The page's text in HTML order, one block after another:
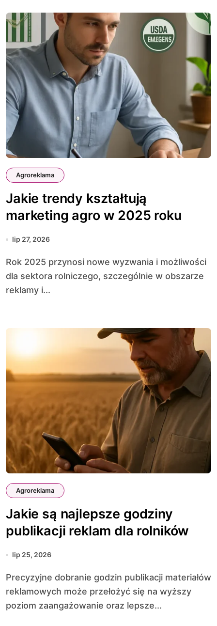
Agroreklama
Jakie trendy kształtują
marketing agro w 2025 roku
lip 27, 2026
Rok 2025 przynosi nowe wyzwania i możliwości
dla sektora rolniczego, szczególnie w obszarze
reklamy i...
Agroreklama
Jakie są najlepsze godziny
publikacji reklam dla rolników
lip 25, 2026
Precyzyjne dobranie godzin publikacji materiałów
reklamowych może przełożyć się na wyższy
poziom zaangażowanie oraz lepsze...